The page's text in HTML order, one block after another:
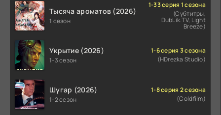
Тысяча ароматов (2026)
1 сезон
1-33 серия 1 сезона
(Субтитры,
DubLik.TV, Light
Breeze)
Укрытие (2026)
1-3 сезон
1-6 серия 3 сезона
(HDrezka Studio)
Шугар (2026)
1-2 сезон
1-8 серия 2 сезона
(Coldfilm)